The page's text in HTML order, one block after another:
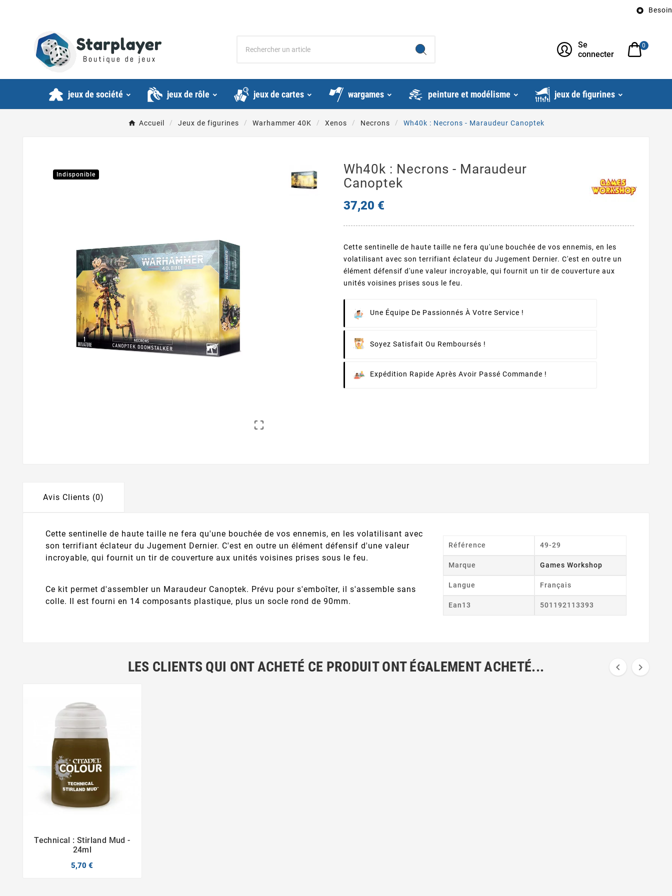
Besoin d’un
Se
connecter
0
jeux de société jeux de rôle jeux de cartes wargames peinture et modélisme jeux de figurines
Accueil Jeux de figurines Warhammer 40K Xenos Necrons Wh40k : Necrons - Maraudeur Canoptek
Indisponible

Wh40k : Necrons - Maraudeur
Canoptek
37,20 €
Cette sentinelle de haute taille ne fera qu'une bouchée de vos ennemis, en les
volatilisant avec son terrifiant éclateur du Jugement Dernier. C'est en outre un
élément défensif d'une valeur incroyable, qui fournit un tir de couverture aux
unités voisines prises sous le feu.
Une Équipe De Passionnés À Votre Service !
Soyez Satisfait Ou Remboursés !
Expédition Rapide Après Avoir Passé Commande !
Avis Clients (0)
Cette sentinelle de haute taille ne fera qu'une bouchée de vos ennemis, en les volatilisant avec
son terrifiant éclateur du Jugement Dernier. C'est en outre un élément défensif d'une valeur
incroyable, qui fournit un tir de couverture aux unités voisines prises sous le feu.
Ce kit permet d'assembler un Maraudeur Canoptek. Prévu pour s'emboîter, il s'assemble sans
colle. Il est fourni en 14 composants plastique, plus un socle rond de 90mm.
Référence 49-29
Marque Games Workshop
Langue Français
Ean13 501192113393
LES CLIENTS QUI ONT ACHETÉ CE PRODUIT ONT ÉGALEMENT ACHETÉ...  
 
Technical : Stirland Mud -
24ml
5,70 €